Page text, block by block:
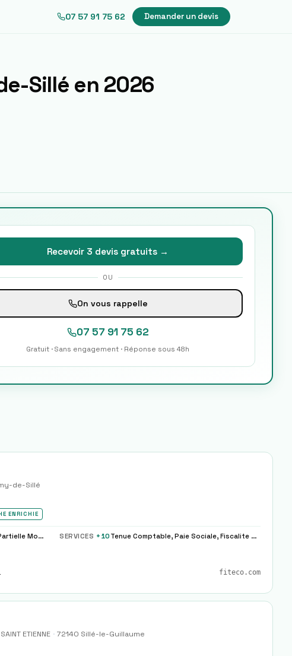
07 57 91 75 62 Demander un devis
Sillé en 2026
Recevoir 3 devis gratuits →
OU
On vous rappelle
07 57 91 75 62
Gratuit · Sans engagement · Réponse sous 48h
de-Sillé
ENRICHIE
Externalisation Paie Complete Partielle Modele SERVICES + 10 Tenue Comptable, Paie Sociale, Fiscalite Dirigeant
fiteco.com
ETIENNE · 72140 Sillé-le-Guillaume